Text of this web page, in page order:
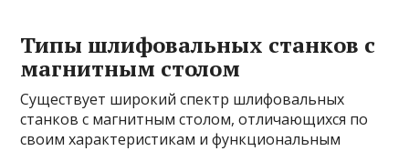
Типы шлифовальных станков с
магнитным столом
Существует широкий спектр шлифовальных
станков с магнитным столом, отличающихся по
своим характеристикам и функциональным